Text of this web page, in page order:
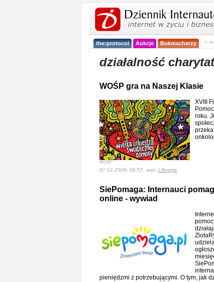
the:protocol Aukcje Bukmacherzy <
działalność
WOŚP gra na Naszej Klasie
WOŚP
XVIII
roku.
07-12-2009, 08:57, aws, Lifestyle
SiePomaga: Internauci
online - wywiad
pieniędzmi z potrzebującymi. O tym, jak